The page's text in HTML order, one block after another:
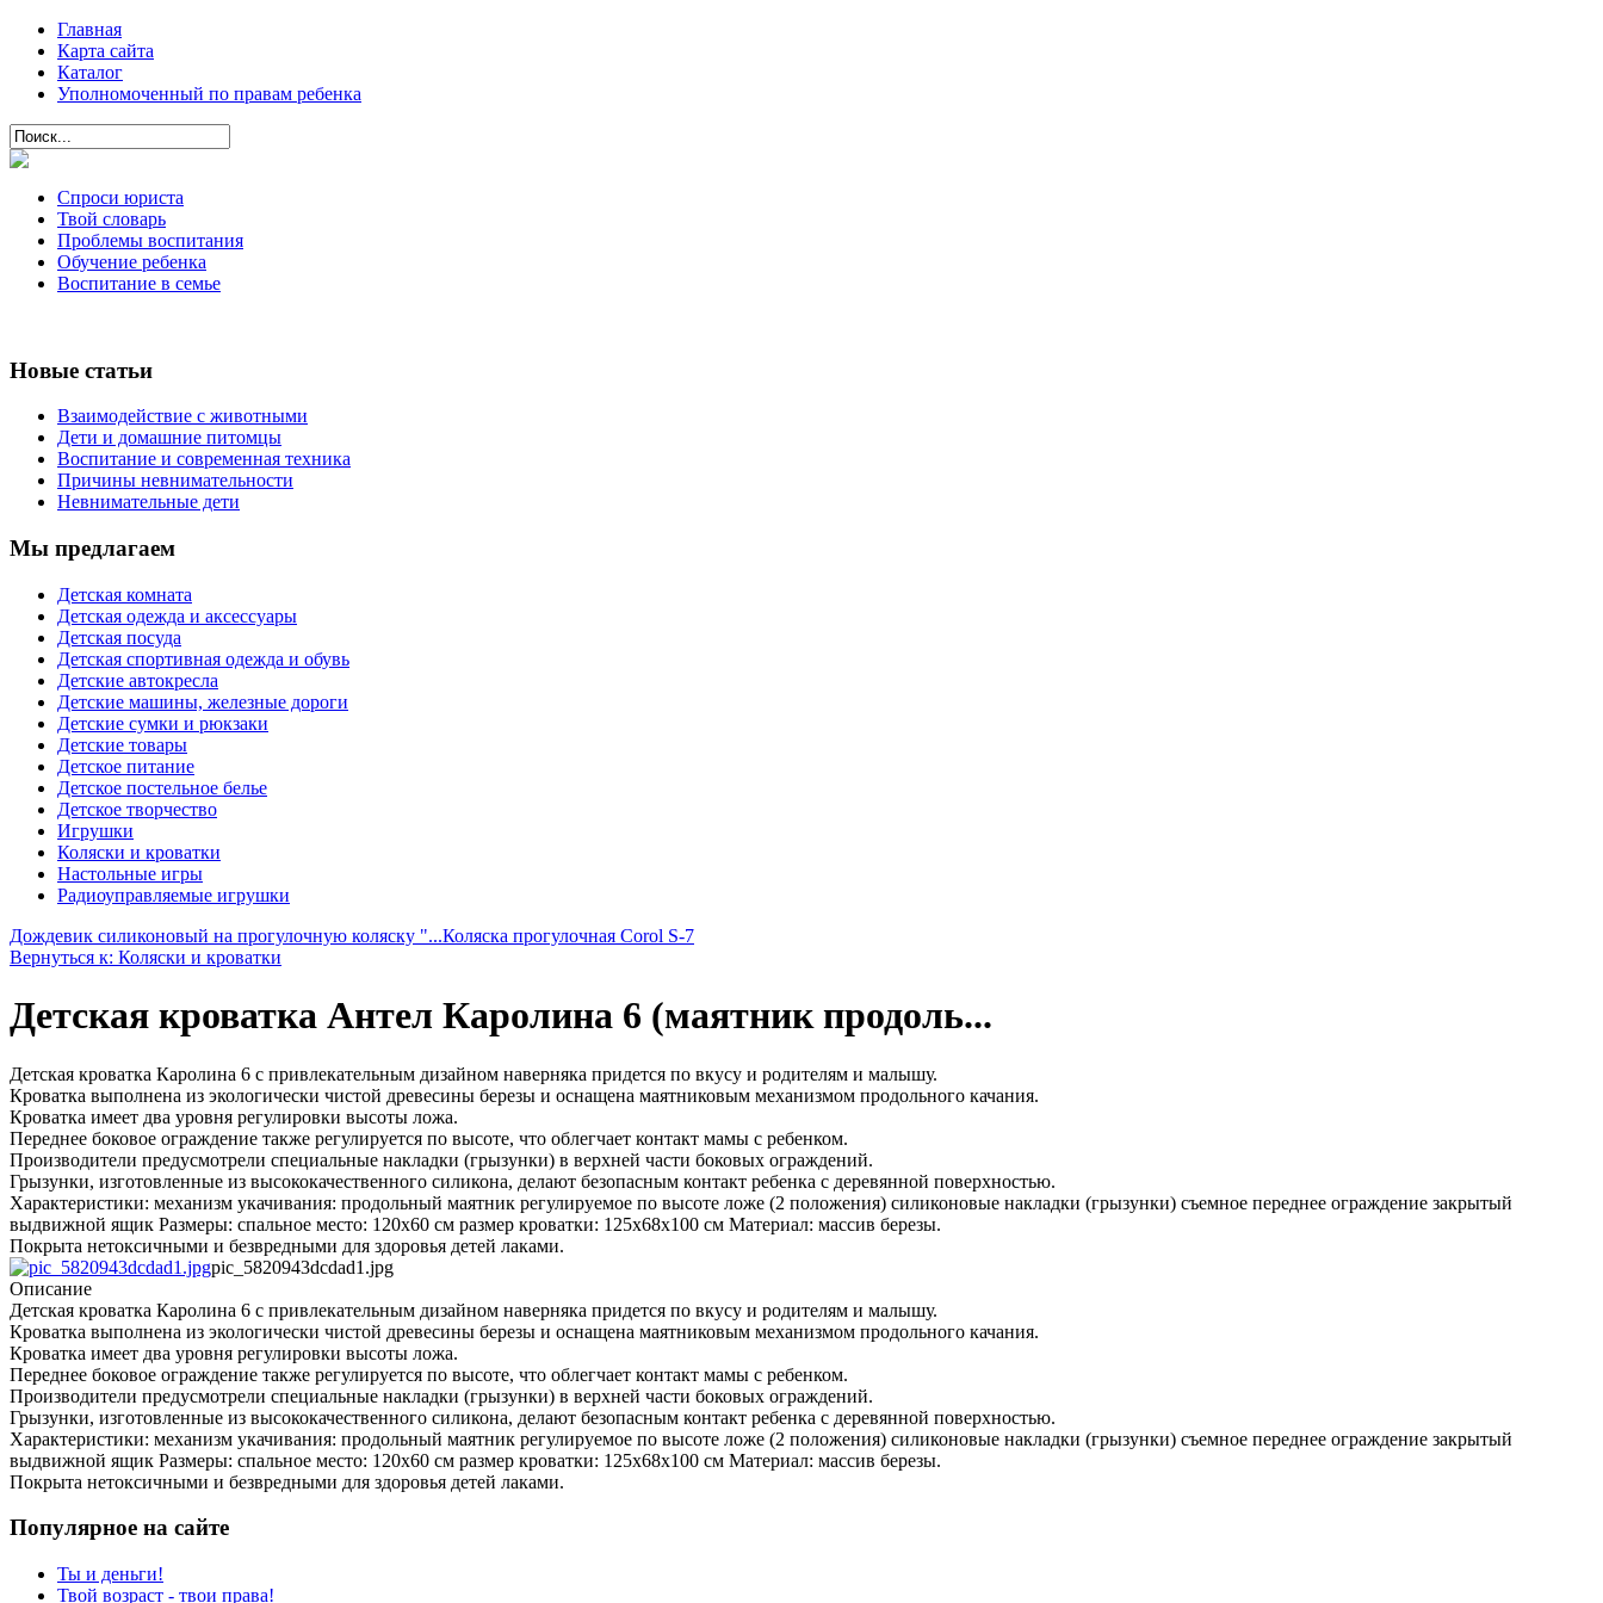
Главная
Карта сайта
Каталог
Уполномоченный по правам ребенка
Спроси юриста
Твой словарь
Проблемы воспитания
Обучение ребенка
Воспитание в семье
Новые статьи
Взаимодействие с животными
Дети и домашние питомцы
Воспитание и современная техника
Причины невнимательности
Невнимательные дети
Мы предлагаем
Детская комната
Детская одежда и аксессуары
Детская посуда
Детская спортивная одежда и обувь
Детские автокресла
Детские машины, железные дороги
Детские сумки и рюкзаки
Детские товары
Детское питание
Детское постельное белье
Детское творчество
Игрушки
Коляски и кроватки
Настольные игры
Радиоуправляемые игрушки
Дождевик силиконовый на прогулочную коляску "...Коляска прогулочная Corol S-7
Вернуться к: Коляски и кроватки
Детская кроватка Антел Каролина 6 (маятник продоль...
Детская кроватка Каролина 6 с привлекательным дизайном наверняка придется по вкусу и родителям и малышу.
Кроватка выполнена из экологически чистой древесины березы и оснащена маятниковым механизмом продольного качания.
Кроватка имеет два уровня регулировки высоты ложа.
Переднее боковое ограждение также регулируется по высоте, что облегчает контакт мамы с ребенком.
Производители предусмотрели специальные накладки (грызунки) в верхней части боковых ограждений.
Грызунки, изготовленные из высококачественного силикона, делают безопасным контакт ребенка с деревянной поверхностью.
Характеристики: механизм укачивания: продольный маятник регулируемое по высоте ложе (2 положения) силиконовые накладки (грызунки) съемное переднее ограждение закрытый
выдвижной ящик Размеры: спальное место: 120х60 см размер кроватки: 125x68x100 см Материал: массив березы.
Покрыта нетоксичными и безвредными для здоровья детей лаками.
pic_5820943dcdad1.jpg
Описание
Детская кроватка Каролина 6 с привлекательным дизайном наверняка придется по вкусу и родителям и малышу.
Кроватка выполнена из экологически чистой древесины березы и оснащена маятниковым механизмом продольного качания.
Кроватка имеет два уровня регулировки высоты ложа.
Переднее боковое ограждение также регулируется по высоте, что облегчает контакт мамы с ребенком.
Производители предусмотрели специальные накладки (грызунки) в верхней части боковых ограждений.
Грызунки, изготовленные из высококачественного силикона, делают безопасным контакт ребенка с деревянной поверхностью.
Характеристики: механизм укачивания: продольный маятник регулируемое по высоте ложе (2 положения) силиконовые накладки (грызунки) съемное переднее ограждение закрытый
выдвижной ящик Размеры: спальное место: 120х60 см размер кроватки: 125x68x100 см Материал: массив березы.
Покрыта нетоксичными и безвредными для здоровья детей лаками.
Популярное на сайте
Ты и деньги!
Твой возраст - твои права!